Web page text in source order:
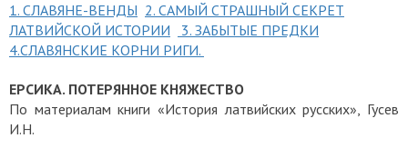
1. СЛАВЯНЕ-ВЕНДЫ 2. САМЫЙ СТРАШНЫЙ СЕКРЕТ
ЛАТВИЙСКОЙ ИСТОРИИ
3. ЗАБЫТЫЕ ПРЕДКИ
4.СЛАВЯНСКИЕ КОРНИ РИГИ.
ЕРСИКА. ПОТЕРЯННОЕ КНЯЖЕСТВО
По материалам книги «История латвийских русских», Гусев
И.Н.